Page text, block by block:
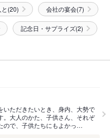
(20) 会社の宴会(7)
記念日・サプライズ(2)
いただきたいとき、身内、大勢で
。大人のかた、子供さん、それぞ
ので、子供たちにもよかっ…